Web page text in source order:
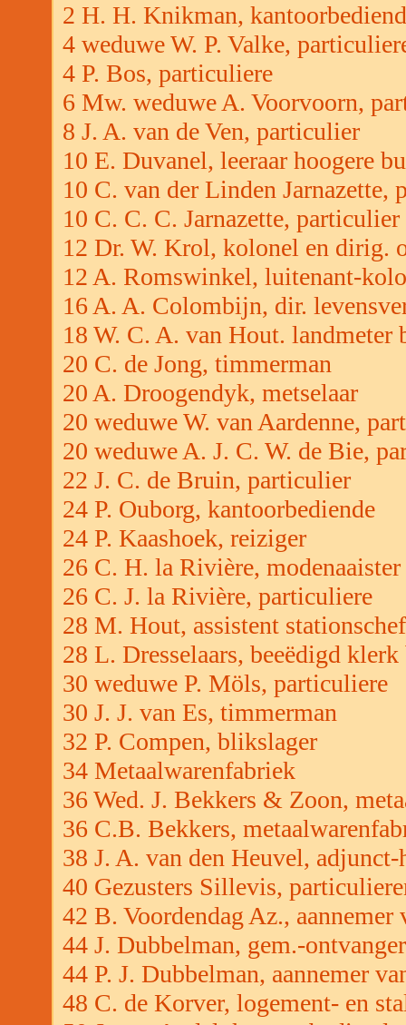
2 H. H. Knikman,
4 weduwe W. P. Valke,
4 P. Bos, particuliere
6 Mw. weduwe A. Voorvoorn,
8 J. A. van de Ven, particulier
10 E. Duvanel, leeraar hoogere
10 C. van der Linden Jarnazette,
10 C. C. C. Jarnazette, particulier
12 Dr. W. Krol, kolonel en dirig.
12 A. Romswinkel, luitenant-
16 A. A. Colombijn, dir.
18 W. C. A. van Hout. landmeter
20 C. de Jong, timmerman
20 A. Droogendyk, metselaar
20 weduwe W. van Aardenne,
20 weduwe A. J. C. W. de Bie,
22 J. C. de Bruin, particulier
24 P. Ouborg, kantoorbediende
24 P. Kaashoek, reiziger
26 C. H. la Rivière, modenaaister
26 C. J. la Rivière, particuliere
28 M. Hout, assistent stationschef
28 L. Dresselaars, beeëdigd
30 weduwe P. Möls, particuliere
30 J. J. van Es, timmerman
32 P. Compen, blikslager
34 Metaalwarenfabriek
36 Wed. J. Bekkers & Zoon,
36 C.B. Bekkers,
38 J. A. van den Heuvel, adjunct-
40 Gezusters Sillevis,
42 B. Voordendag Az.,
44 J. Dubbelman, gem.-
44 P. J. Dubbelman, aannemer
48 C. de Korver, logement- en